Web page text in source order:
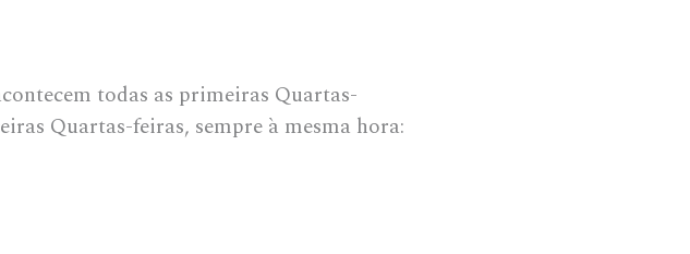
todas as primeiras Quartas-
Quartas-feiras, sempre à mesma hora: